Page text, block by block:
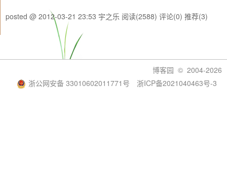
posted @ 2012-03-21 23:53 宇之乐 阅读(2588) 评论(0) 推荐(3)
博客园 © 2004-2026
浙公网安备 33010602011771号
浙ICP备2021040463号-3